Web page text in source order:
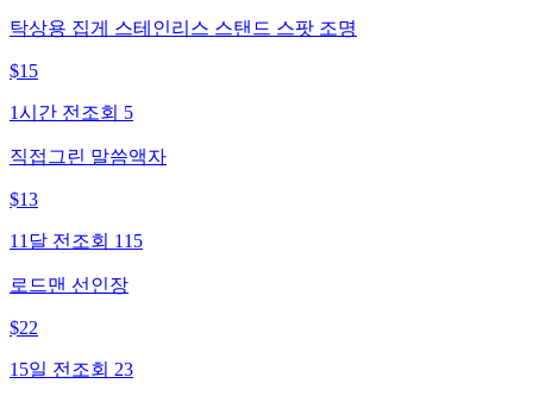
탁상용 집게 스테인리스 스탠드 스팟 조명
$15
1시간 전 조회 5
직접그린 말씀액자
$13
11달 전 조회 115
로드맨 선인장
$22
15일 전 조회 23